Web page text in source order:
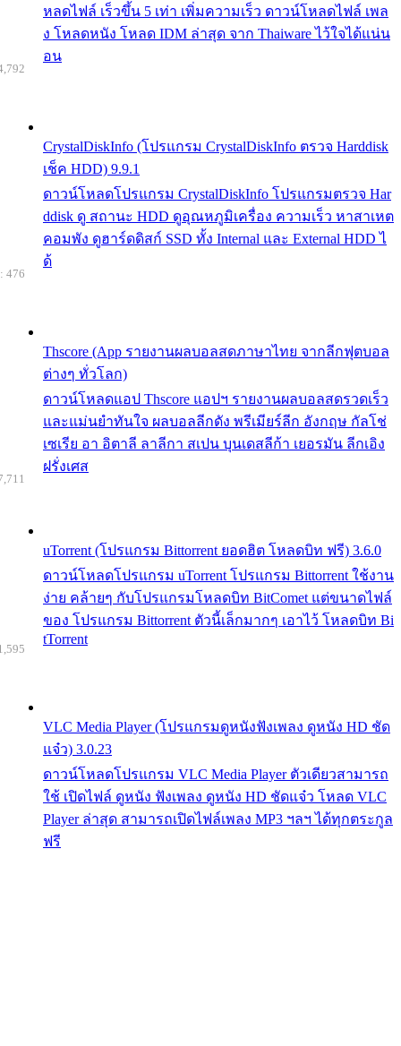
หลดไฟล์ เร็วขึ้น 5 เท่า เพิ่มความเร็ว ดาวน์โหลดไฟล์ เพล
ง โหลดหนัง โหลด IDM ล่าสุด จาก Thaiware ไว้ใจได้แน่น
อน
CrystalDiskInfo (โปรแกรม CrystalDiskInfo ตรวจ Harddisk
เช็ค HDD) 9.9.1
ดาวน์โหลดโปรแกรม CrystalDiskInfo โปรแกรมตรวจ Har
ddisk ดู สถานะ HDD ดูอุณหภูมิเครื่อง ความเร็ว หาสาเหต
คอมพัง ดูฮาร์ดดิสก์ SSD ทั้ง Internal และ External HDD ไ
ด้
Thscore (App รายงานผลบอลสดภาษาไทย จากลีกฟุตบอล
ต่างๆ ทั่วโลก)
ดาวน์โหลดแอป Thscore แอปฯ รายงานผลบอลสดรวดเร็ว
และแม่นยำทันใจ ผลบอลลีกดัง พรีเมียร์ลีก อังกฤษ กัลโช่
เซเรีย อา อิตาลี ลาลีกา สเปน บุนเดสลีก้า เยอรมัน ลีกเอิง
ฝรั่งเศส
476
uTorrent (โปรแกรม Bittorrent ยอดฮิต โหลดบิท ฟรี) 3.6.0
ดาวน์โหลดโปรแกรม uTorrent โปรแกรม Bittorrent ใช้งาน
ง่าย คล้ายๆ กับโปรแกรมโหลดบิท BitComet แต่ขนาดไฟล์
ของ โปรแกรม Bittorrent ตัวนี้เล็กมากๆ เอาไว้ โหลดบิท Bi
tTorrent
VLC Media Player (โปรแกรมดูหนังฟังเพลง ดูหนัง HD ชัด
แจ๋ว) 3.0.23
ดาวน์โหลดโปรแกรม VLC Media Player ตัวเดียวสามารถ
ใช้ เปิดไฟล์ ดูหนัง ฟังเพลง ดูหนัง HD ชัดแจ๋ว โหลด VLC
Player ล่าสุด สามารถเปิดไฟล์เพลง MP3 ฯลฯ ได้ทุกตระกูล
ฟรี